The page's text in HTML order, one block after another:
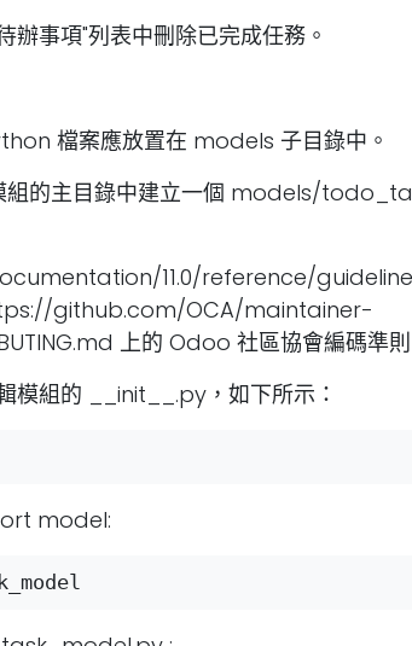
辦事項"列表中刪除已完成任務。
檔案應放置在 models 子目錄中。
的主目錄中建立一個 models/
11.0/reference/
github.com/OCA/maintainer-
上的 Odoo 社區協會編碼準
模組的 __init__.py，如下所示：
model: